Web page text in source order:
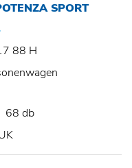
SPORT
88 H
68 db